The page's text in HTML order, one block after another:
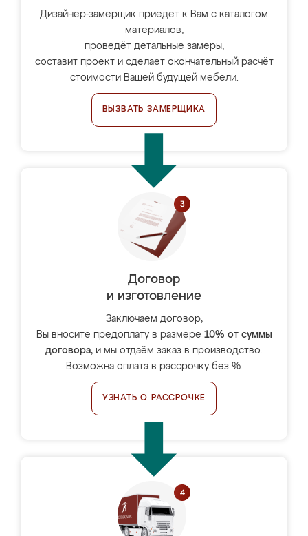
Дизайнер-замерщик приедет к Вам с каталогом
материалов,
проведёт детальные замеры,
составит проект и сделает окончательный расчёт
стоимости Вашей будущей мебели.
ВЫЗВАТЬ ЗАМЕРЩИКА
Договор
и изготовление
Заключаем договор,
Вы вносите предоплату в размере 10% от суммы
договора, и мы отдаём заказ в производство.
Возможна оплата в рассрочку без %.
УЗНАТЬ О РАССРОЧКЕ